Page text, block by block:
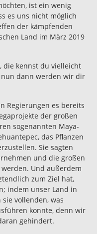
ist ein wenig
es uns nicht möglich
der kämpfenden
Land im März 2019
die kennst du vielleicht
dann werden wir dir
Regierungen es bereits
der großen
sogenannten Maya-
das Pflanzen
Sie sagten
und die großen
Und außerdem
zum Ziel hat,
indem unser Land in
vollenden, was
konnte, denn wir
gehindert.